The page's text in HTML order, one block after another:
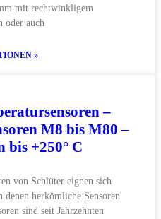
mit rechtwinkligem
oder auch
»
–
M8 bis M80 –
bis +250° C
von Schlüter eignen sich
denen herkömliche Sensoren
sind seit Jahrzehnten